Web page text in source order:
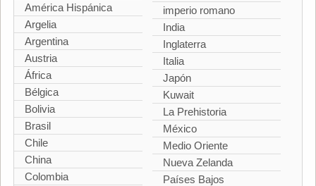
América Hispánica
Argelia
Argentina
Austria
África
Bélgica
Bolivia
Brasil
Chile
China
Colombia
imperio romano
India
Inglaterra
Italia
Japón
Kuwait
La Prehistoria
México
Medio Oriente
Nueva Zelanda
Países Bajos